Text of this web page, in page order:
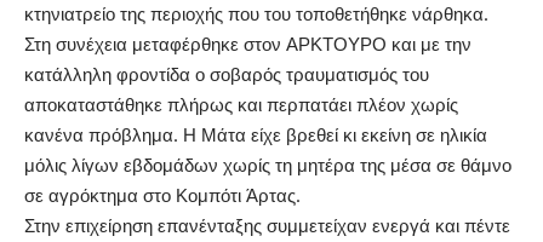
κτηνιατρείο της περιοχής που του τοποθετήθηκε νάρθηκα.
Στη συνέχεια μεταφέρθηκε στον ΑΡΚΤΟΥΡΟ και με την
κατάλληλη φροντίδα ο σοβαρός τραυματισμός του
αποκαταστάθηκε πλήρως και περπατάει πλέον χωρίς
κανένα πρόβλημα. Η Μάτα είχε βρεθεί κι εκείνη σε ηλικία
μόλις λίγων εβδομάδων χωρίς τη μητέρα της μέσα σε θάμνο
σε αγρόκτημα στο Κομπότι Άρτας.
Στην επιχείρηση επανένταξης συμμετείχαν ενεργά και πέντε